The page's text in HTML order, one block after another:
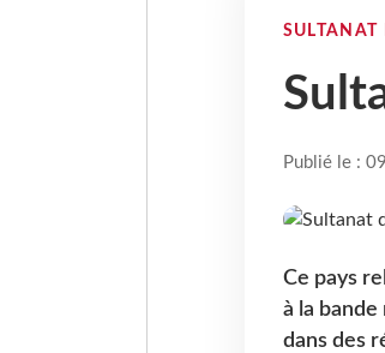
SULTANAT
Publié le :
Ce pays
à la
dans des